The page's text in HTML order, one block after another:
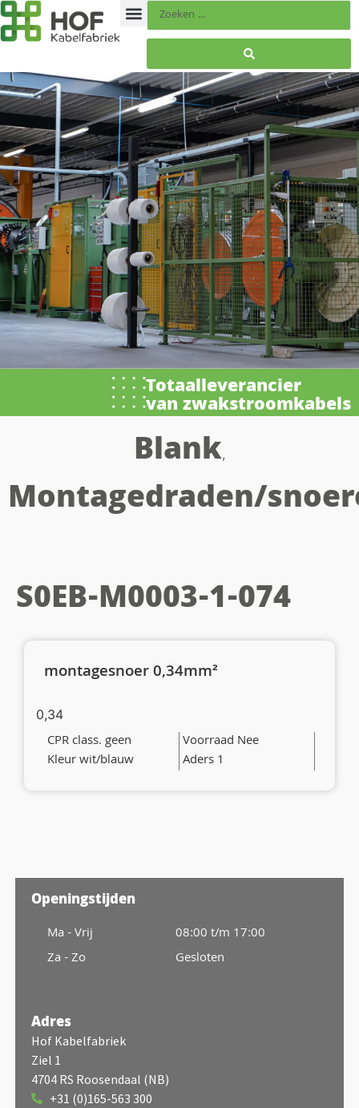
Totaalleverancier
van zwakstroomkabels
Blank,
Montagedraden/
S0EB-M0003-1-074
montagesnoer 0,34mm²
0,34
CPR class. geen
Voorraad Nee
Kleur wit/blauw
Aders 1
Openingstijden
Ma - Vrij
Za - Zo
08:00 t/m 17:00
Gesloten
Adres
Hof Kabelfabriek
Ziel 1
4704 RS Roosendaal (NB)
+31 (0)165-563 300